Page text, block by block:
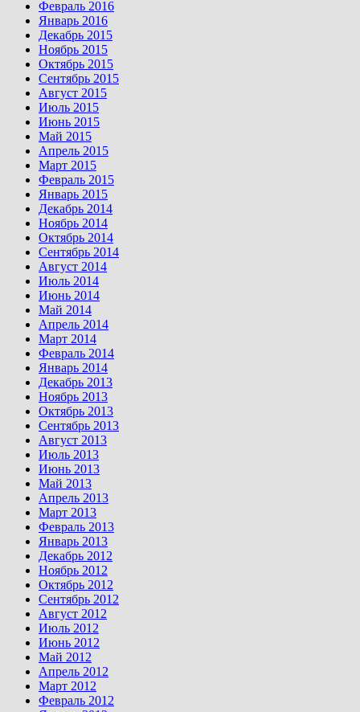
Февраль 2016
Январь 2016
Декабрь 2015
Ноябрь 2015
Октябрь 2015
Сентябрь 2015
Август 2015
Июль 2015
Июнь 2015
Май 2015
Апрель 2015
Март 2015
Февраль 2015
Январь 2015
Декабрь 2014
Ноябрь 2014
Октябрь 2014
Сентябрь 2014
Август 2014
Июль 2014
Июнь 2014
Май 2014
Апрель 2014
Март 2014
Февраль 2014
Январь 2014
Декабрь 2013
Ноябрь 2013
Октябрь 2013
Сентябрь 2013
Август 2013
Июль 2013
Июнь 2013
Май 2013
Апрель 2013
Март 2013
Февраль 2013
Январь 2013
Декабрь 2012
Ноябрь 2012
Октябрь 2012
Сентябрь 2012
Август 2012
Июль 2012
Июнь 2012
Май 2012
Апрель 2012
Март 2012
Февраль 2012